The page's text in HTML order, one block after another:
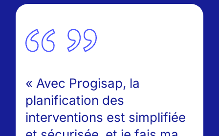
« Avec Progisap, la
planification des
interventions est simplifiée
« Progisap a donné
un vrai souffle à
notre activité »
« Nous sommes trois
personnes pour
gérer 35 salariés.